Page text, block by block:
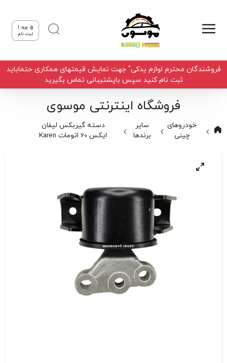
ورود |
ثبت نام
فروشندگان محترم لوازم یدکی" جهت نمایش قیمتهای همکاری حتماباید
ثبت نام کنید سپس باپشتیبانی تماس بگیرید
فروشگاه اینترنتی موسوی
خودروهای
چینی
سایر
برندها
دسته گیربکس لیفان
ایکس 60 اتومات Karen